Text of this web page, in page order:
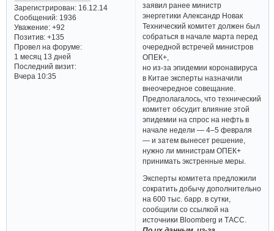
Зарегистрирован: 16.12.14
Сообщений:1936
Уважение: +92
Позитив: +135
Провел на форуме:
1 месяц 13 дней
Последний визит:
Вчера 10:35
заявил ранее министр
энергетики Александр Новак
Технический комитет должен был
собраться в начале марта перед
очередной встречей министров
ОПЕК+,
но из-за эпидемии коронавируса
в Китае эксперты назначили
внеочередное совещание.
Предполагалось, что технический
комитет обсудит влияние этой
эпидемии на спрос на нефть в
начале недели — 4–5 февраля
— и затем вынесет решение,
нужно ли министрам ОПЕК+
принимать экстренные меры.
Эксперты комитета предложили
сократить добычу дополнительно
на 600 тыс. барр. в сутки,
сообщили со ссылкой на
источники Bloomberg и ТАСС.